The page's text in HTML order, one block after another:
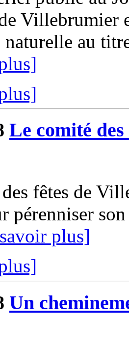
Villebrumier
naturelle au
Le comité
fêtes de
pérenniser
plus]
Un